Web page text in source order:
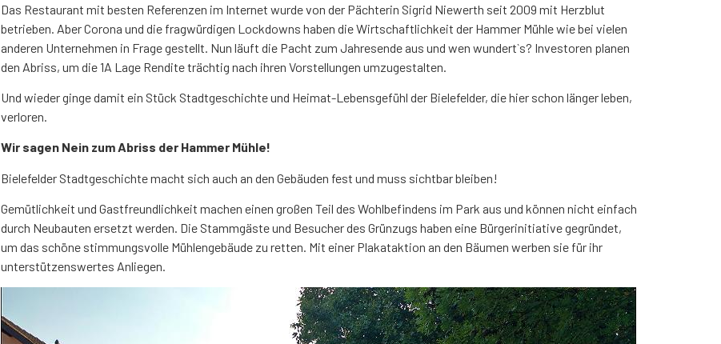
Das Restaurant mit besten Referenzen im Internet wurde von der Pächterin Sigrid Niewerth seit 2009 mit Herzblut
betrieben. Aber Corona und die fragwürdigen Lockdowns haben die Wirtschaftlichkeit der Hammer Mühle wie bei vielen
anderen Unternehmen in Frage gestellt. Nun läuft die Pacht zum Jahresende aus und wen wundert`s? Investoren planen
den Abriss, um die 1A Lage Rendite trächtig nach ihren Vorstellungen umzugestalten.
Und wieder ginge damit ein Stück Stadtgeschichte und Heimat-Lebensgefühl der Bielefelder, die hier schon länger leben,
verloren.
Wir sagen Nein zum Abriss der Hammer Mühle!
Bielefelder Stadtgeschichte macht sich auch an den Gebäuden fest und muss sichtbar bleiben!
Gemütlichkeit und Gastfreundlichkeit machen einen großen Teil des Wohlbefindens im Park aus und können nicht einfach
durch Neubauten ersetzt werden. Die Stammgäste und Besucher des Grünzugs haben eine Bürgerinitiative gegründet,
um das schöne stimmungsvolle Mühlengebäude zu retten. Mit einer Plakataktion an den Bäumen werben sie für ihr
unterstützenswertes Anliegen.